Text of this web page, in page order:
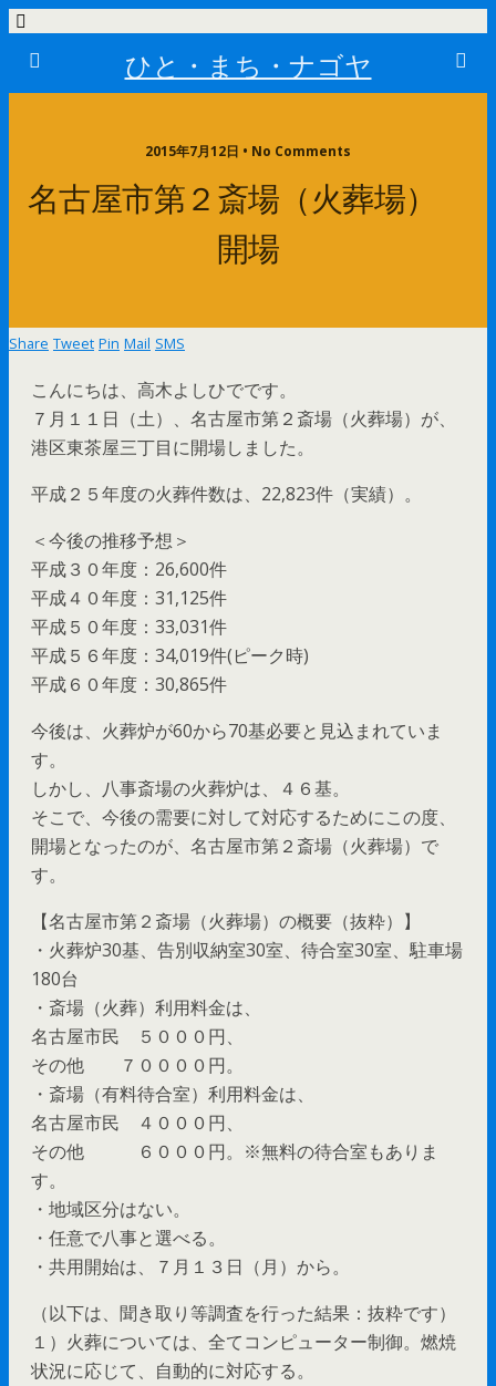
ひと・まち・ナゴヤ
2015年7月12日 • No Comments
名古屋市第２斎場（火葬場）
開場
Share Tweet Pin Mail SMS
こんにちは、高木よしひでです。
７月１１日（土）、名古屋市第２斎場（火葬場）が、
港区東茶屋三丁目に開場しました。
平成２５年度の火葬件数は、22,823件（実績）。
＜今後の推移予想＞
平成３０年度：26,600件
平成４０年度：31,125件
平成５０年度：33,031件
平成５６年度：34,019件(ピーク時)
平成６０年度：30,865件
今後は、火葬炉が60から70基必要と見込まれていま
す。
しかし、八事斎場の火葬炉は、４６基。
そこで、今後の需要に対して対応するためにこの度、
開場となったのが、名古屋市第２斎場（火葬場）で
す。
【名古屋市第２斎場（火葬場）の概要（抜粋）】
・火葬炉30基、告別収納室30室、待合室30室、駐車場
180台
・斎場（火葬）利用料金は、
名古屋市民 ５０００円、
その他 ７００００円。
・斎場（有料待合室）利用料金は、
名古屋市民 ４０００円、
その他 ６０００円。※無料の待合室もありま
す。
・地域区分はない。
・任意で八事と選べる。
・共用開始は、７月１３日（月）から。
（以下は、聞き取り等調査を行った結果：抜粋です）
１）火葬については、全てコンピューター制御。燃焼
状況に応じて、自動的に対応する。